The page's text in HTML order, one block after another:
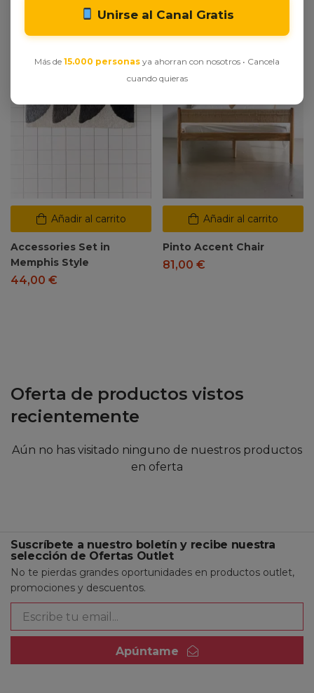
Añadir al carrito
Accessories Set in
Memphis Style
44,00 €
Añadir al carrito
Pinto Accent Chair
81,00 €
Oferta de productos vistos
recientemente
Aún no has visitado ninguno de nuestros productos
en oferta
Suscríbete a nuestro boletín y recibe nuestra
selección de Ofertas Outlet
No te pierdas grandes oportunidades en productos outlet,
promociones y descuentos.
Apúntame
Unirse al Canal Gratis
Más de 15.000 personas ya ahorran con nosotros • Cancela
cuando quieras